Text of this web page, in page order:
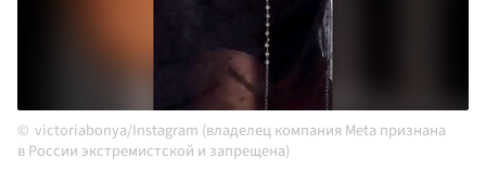
victoriabonya/Instagram (владелец компания Meta признана
в России экстремистской и запрещена)